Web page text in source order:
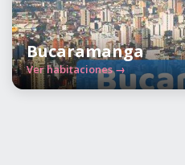
Bucaramanga
Ver habitaciones →